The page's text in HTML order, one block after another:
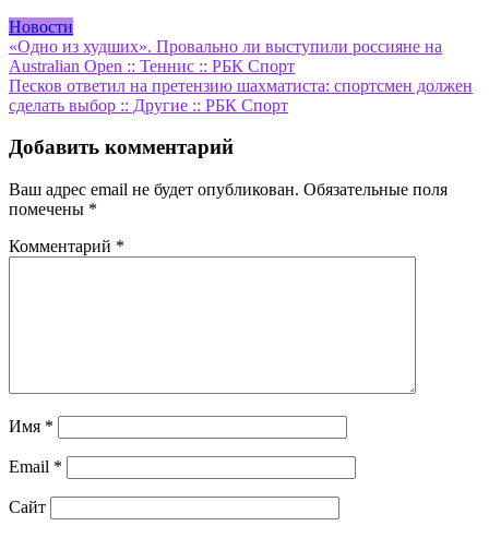
Новости
Навигация
по
записям
«Одно из худших». Провально ли выступили россияне на
Australian Open :: Теннис :: РБК Спорт
Песков ответил на претензию шахматиста: спортсмен должен
сделать выбор :: Другие :: РБК Спорт
Добавить комментарий
Ваш адрес email не будет опубликован. Обязательные поля
помечены *
Комментарий *
Имя *
Email *
Сайт